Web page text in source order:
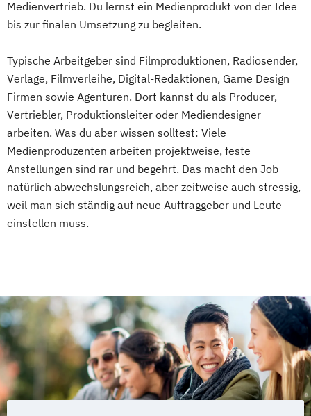
Medienproduktion
Ernährungstherapie
Mobility and Automotive Industry (EN)
Musikproduktion (DE/EN) Musiktherapie
Pflege | ausbildungsbegleitend
Photography (EN)
Physician Assistant (mit Vorausbildung)
Physiotherapie Popularmusik (DE/EN)
Produktdesign - Automobildesign (EN/DE)
Produktdesign - Industriedesign (EN/DE)
Gesundheitsförderung
Recht im Notariat
Smart Building Technologies (EN)
Social Design & Sustainable Innovation
(EN)
Music and Audio Production
Medienvertrieb. Du lernst ein Medienprodukt von der Idee
bis zur finalen Umsetzung zu begleiten.
Typische Arbeitgeber sind Filmproduktionen, Radiosender,
Verlage, Filmverleihe, Digital-Redaktionen, Game Design
Firmen sowie Agenturen. Dort kannst du als Producer,
Vertriebler, Produktionsleiter oder Mediendesigner
arbeiten. Was du aber wissen solltest: Viele
Medienproduzenten arbeiten projektweise, feste
Anstellungen sind rar und begehrt. Das macht den Job
natürlich abwechslungsreich, aber zeitweise auch stressig,
weil man sich ständig auf neue Auftraggeber und Leute
einstellen muss.